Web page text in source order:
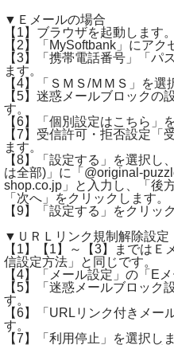
▼Ｅメールの場合
【1】ブラウザを起動します。
【2】「MySoftbank」にアク
【3】「携帯電話番号」「パ
ます。
【4】「ＳＭＳ/ＭＭＳ」を選
【5】迷惑メールブロックの
す。
【6】「個別設定はこちら」
【7】受信許可・拒否設定「
ます。
【8】「設定する」を選択し
は全部)」に「@original-
shop.co.jp」と入力し、「後
「次へ」をクリックします。
【9】「設定する」をクリッ
▼ＵＲＬリンク規制解除設定
【1】【1】～【3】までは
信設定方法」と同じです。
【4】「メール設定」の「E
【5】「迷惑メールブロック
す。
【6】「URLリンク付きメー
す。
【7】「利用停止」を選択しま